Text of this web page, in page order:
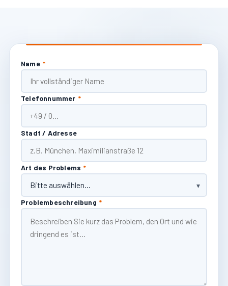
Name *
Telefonnummer *
Stadt / Adresse
Art des Problems *
Problembeschreibung *